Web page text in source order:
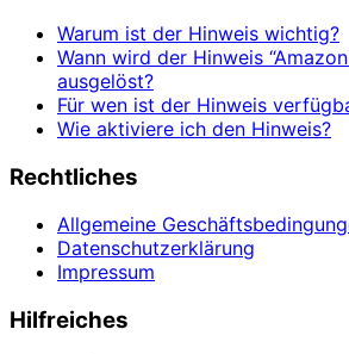
Warum ist der Hinweis wichtig?
Wann wird der Hinweis
ausgelöst?
Für wen ist der Hinweis
Wie aktiviere ich den Hinweis?
Rechtliches
Allgemeine
Datenschutzerklärung
Impressum
Hilfreiches